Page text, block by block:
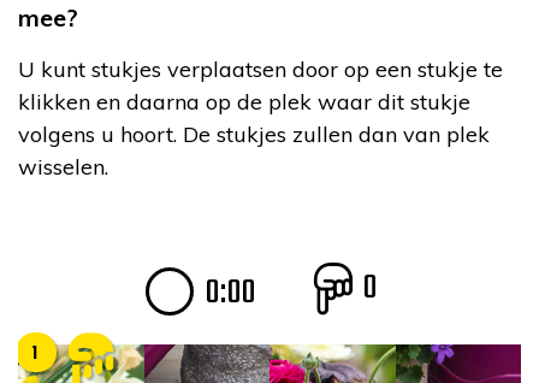
mee?
U kunt stukjes verplaatsen door op een stukje te
klikken en daarna op de plek waar dit stukje
volgens u hoort. De stukjes zullen dan van plek
wisselen.